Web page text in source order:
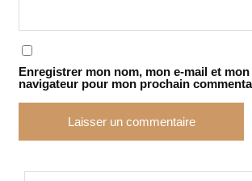
Enregistrer mon nom, mon e-mail et
navigateur pour mon prochain